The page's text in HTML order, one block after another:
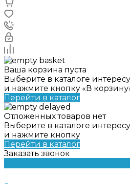
Ваша корзина пуста
Выберите в каталоге
и нажмите кнопку «В
Перейти в каталог
Отложенных товаров нет
Выберите в каталоге
и нажмите кнопку
Перейти в каталог
Заказать звонок